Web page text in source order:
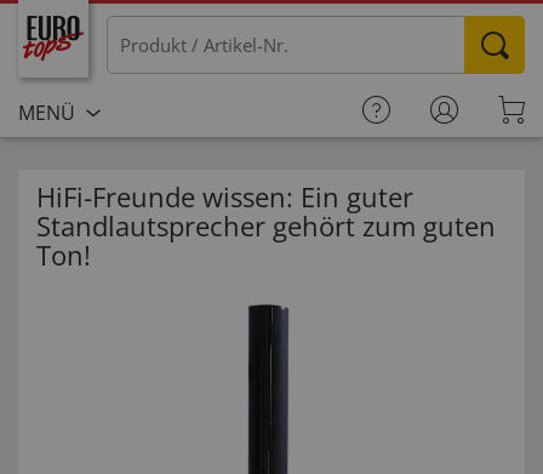
MENÜ
HiFi-Freunde wissen: Ein guter
Standlautsprecher gehört zum guten
Ton!